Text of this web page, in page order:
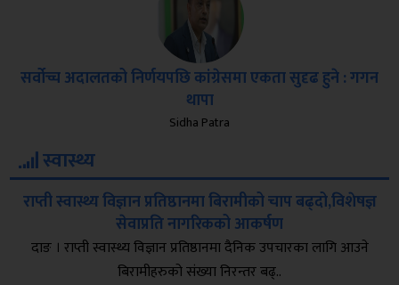
सर्वोच्च अदालतको निर्णयपछि कांग्रेसमा एकता सुदृढ हुने : गगन
थापा
Sidha Patra
स्वास्थ्य
राप्ती स्वास्थ्य विज्ञान प्रतिष्ठानमा बिरामीको चाप बढ्दो,विशेषज्ञ
सेवाप्रति नागरिकको आकर्षण
दाङ । राप्ती स्वास्थ्य विज्ञान प्रतिष्ठानमा दैनिक उपचारका लागि आउने
बिरामीहरुको संख्या निरन्तर बढ्..